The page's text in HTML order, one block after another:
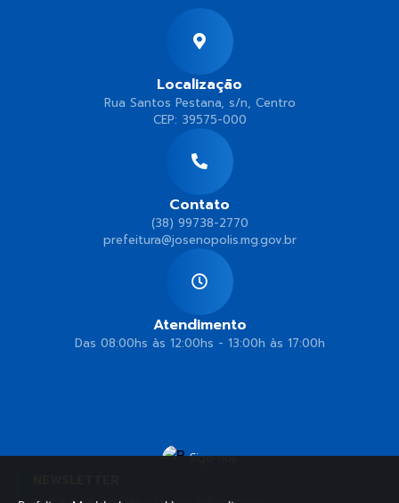
Siga-nos
Localização
Rua Santos Pestana, s/n, Centro
CEP: 39575-000
Contato
(38) 99738-2770
prefeitura@josenopolis.mg.gov.br
Atendimento
Das 08:00hs às 12:00hs - 13:00h às 17:00h